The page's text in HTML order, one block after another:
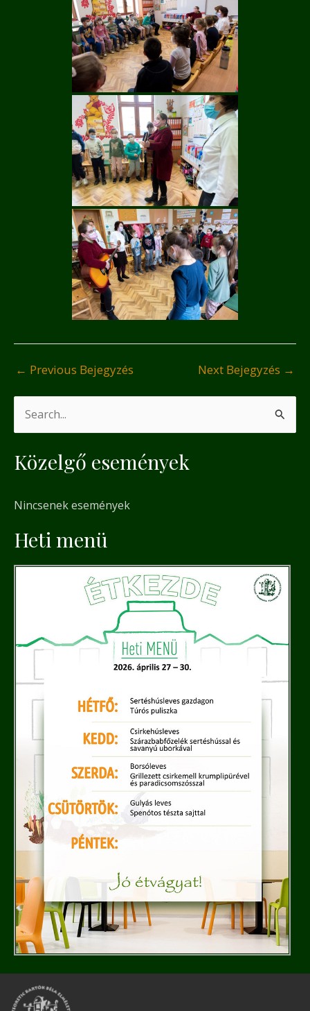
← Previous Bejegyzés Next Bejegyzés →
a
c
f
Közelgő események
Nincsenek események
Heti menü